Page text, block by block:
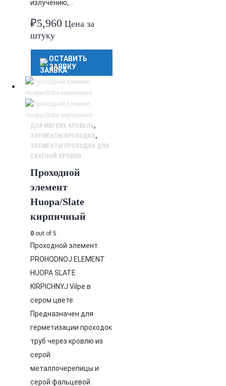
излучению,…
₽5,960 Цена за
штуку
ОСТАВИТЬ
ЗАЯВКУ
ДЛЯ МЯГКИХ КРОВЕЛЬ,
ЭЛЕМЕНТЫ ПРОХОДКИ ,
ЭЛЕМЕНТЫ ПРОХОДКИ ДЛЯ
СКАТНОЙ КРОВЛИ
Проходной
элемент
Huopa/Slate
кирпичный
0 out of 5
Проходной элемент
PROHODNOJ ELEMENT
HUOPA SLATE
KIRPICHNYJ Vilpe в
сером цвете.
Предназначен для
герметизации проходок
труб через кровлю из
серой
металлочерепицы и
серой фальцевой